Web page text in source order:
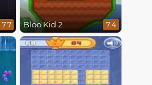
7.7 Bloo Kid 2 7.4